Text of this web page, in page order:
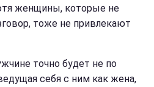
женщины, которые не
тоже не привлекают
точно будет не по
себя с ним как жена,